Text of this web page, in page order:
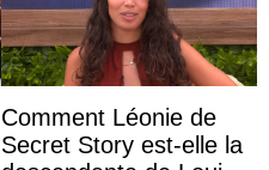
Comment Léonie de
Secret Story est-elle la